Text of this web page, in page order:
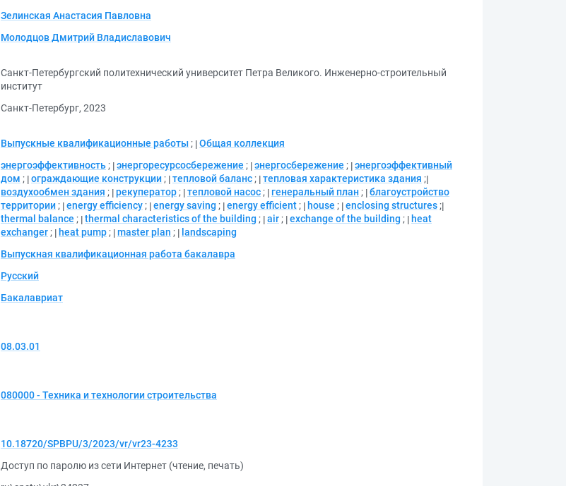
Зелинская Анастасия Павловна
Молодцов Дмитрий Владиславович
Санкт-Петербургский политехнический университет Петра Великого. Инженерно-строительный
институт
Санкт-Петербург, 2023
Выпускные квалификационные работы ; Общая коллекция
энергоэффективность ; энергоресурсосбережение ; энергосбережение ; энергоэффективный
дом ; ограждающие конструкции ; тепловой баланс ; тепловая характеристика здания ;
воздухообмен здания ; рекуператор ; тепловой насос ; генеральный план ; благоустройство
территории ; energy efficiency ; energy saving ; energy efficient ; house ; enclosing structures ;
thermal balance ; thermal characteristics of the building ; air ; exchange of the building ;
heat
exchanger ; heat pump ; master plan ;
landscaping
Выпускная квалификационная работа бакалавра
Русский
Бакалавриат
08.03.01
080000 - Техника и технологии строительства
10.18720/SPBPU/3/2023/vr/vr23-4233
Доступ по паролю из сети Интернет (чтение, печать)